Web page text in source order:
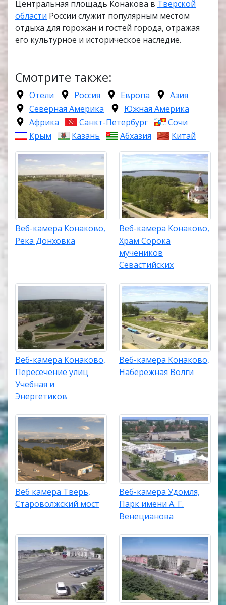
Центральная площадь Конакова в Тверской
области России служит популярным местом
отдыха для горожан и гостей города, отражая
его культурное и историческое наследие.
Смотрите также:
Отели Россия Европа
Азия
Северная Америка
Южная Америка
Африка
Санкт-Петербург
Сочи
Крым
Казань Абхазия Китай
Веб-камера Конаково,
Река Донховка
Веб-камера Конаково,
Храм Сорока
мучеников
Севастийских
Веб-камера Конаково,
Пересечение улиц
Учебная и
Энергетиков
Веб-камера Конаково,
Набережная Волги
Веб камера Тверь,
Староволжский мост
Веб-камера Удомля,
Парк имени А. Г.
Венецианова